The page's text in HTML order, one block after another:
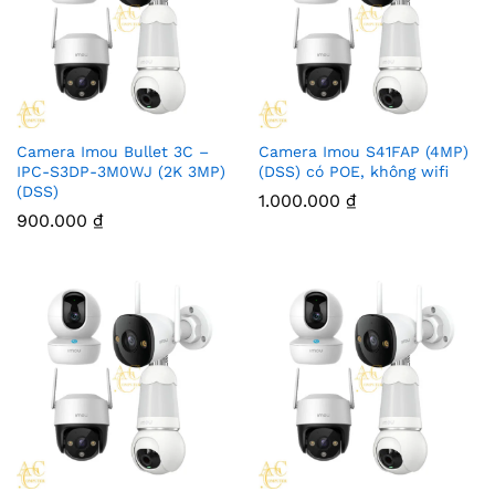
Camera Imou Bullet 3C –
IPC-S3DP-3M0WJ (2K 3MP)
(DSS)
900.000 ₫
Camera Imou S41FAP (4MP)
(DSS) có POE, không wifi
1.000.000 ₫